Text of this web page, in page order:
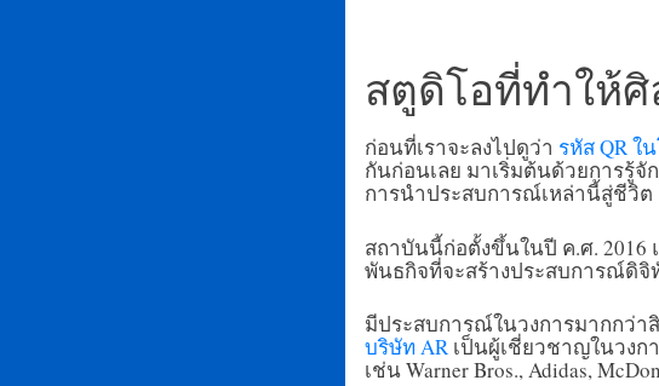
สตูดิโอที่ทำให้
ก่อนที่เราจะลงไปดูว่า รหัส QR ใ
กันก่อนเลย มาเริ่มต้นด้วยการรู้จั
การนำประสบการณ์เหล่านี้สู่ชีวิต
สถาบันนี้ก่อตั้งขึ้นในปี ค.ศ. 2016
พันธกิจที่จะสร้างประสบการณ์ดิ
มีประสบการณ์ในวงการมากกว่า
บริษัท ARเป็นผู้เชี่ยวชาญในวงก
เช่น Warner Bros., Adidas,